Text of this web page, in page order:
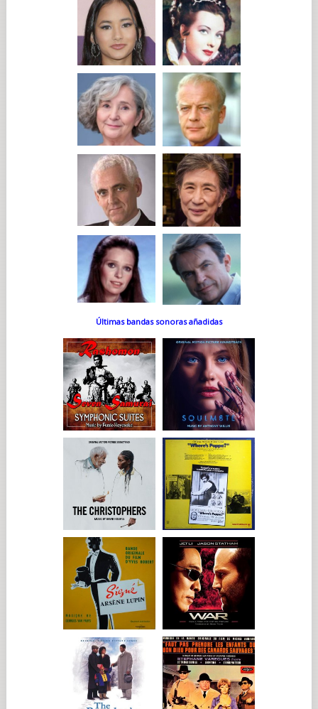
Últimas bandas sonoras añadidas